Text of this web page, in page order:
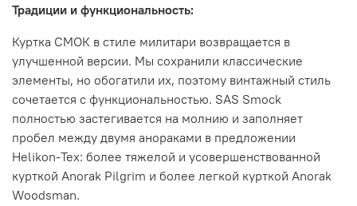
Традиции и функциональность:
Куртка СМОК в стиле милитари возвращается в
улучшенной версии. Мы сохранили классические
элементы, но обогатили их, поэтому винтажный стиль
сочетается с функциональностью. SAS Smock
полностью застегивается на молнию и заполняет
пробел между двумя анораками в предложении
Helikon-Tex: более тяжелой и усовершенствованной
курткой Anorak Pilgrim и более легкой курткой Anorak
Woodsman.